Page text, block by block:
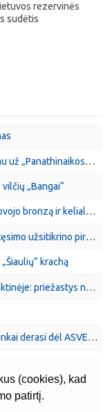
(cookies), kad
patirtį.
rezervinės
sudėtis
Dimitris Giannakopoulos: „Pusė kojos esu jau už „Panathinaikos“ klubo ribų“
„Bangai“
Austriją palaužusios Lietuvos 18-metės iškovojo bronzą ir kelialapį į A divizioną
Vos neprisižaidę Lietuvos 16-mečiai po pratęsimo užsitikrino pirmą vietą grupėje
krachą
Bertanis apie atsisakiusius žaisti Latvijos rinktinėje: priežastys ne iki galo suprantamos
Žiniasklaida: Parkeris ir buvę „Lakers“ savininkai derasi dėl ASVEL pardavimo